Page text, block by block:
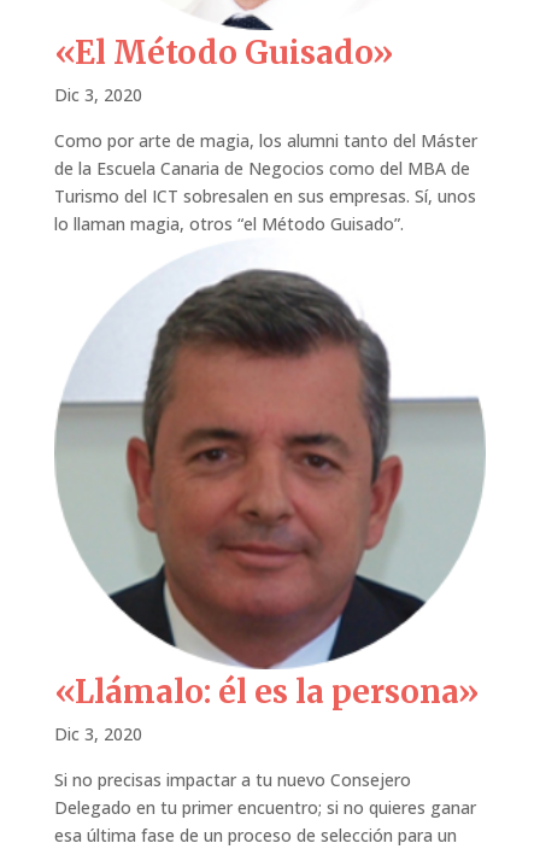
«El Método Guisado»
Dic 3, 2020
Como por arte de magia, los alumni tanto del Máster
de la Escuela Canaria de Negocios como del MBA de
Turismo del ICT sobresalen en sus empresas. Sí, unos
lo llaman magia, otros “el Método Guisado”.
«Llámalo: él es la persona»
Dic 3, 2020
Si no precisas impactar a tu nuevo Consejero
Delegado en tu primer encuentro; si no quieres ganar
esa última fase de un proceso de selección para un